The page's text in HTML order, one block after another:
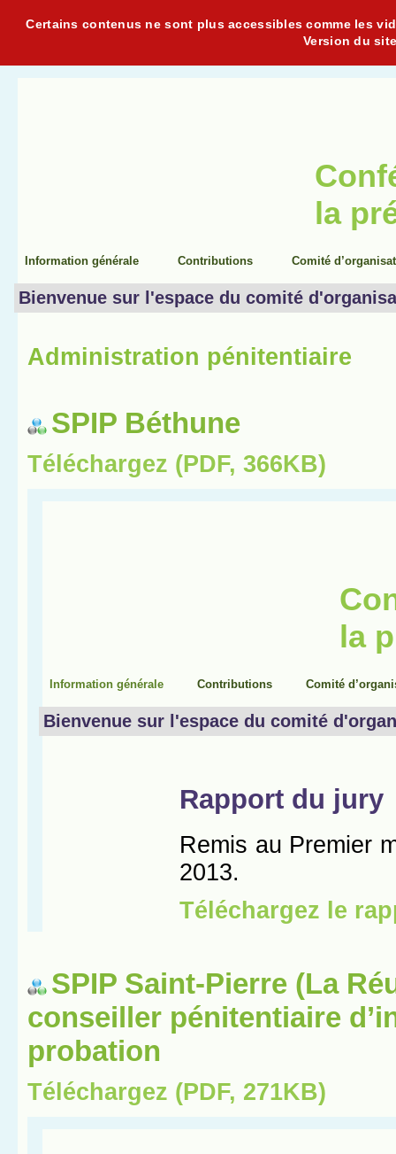
Certains contenus ne sont plus accessibles comme les
Version du
la
Information générale Contributions Comité
Bienvenue sur l'espace du comité
Administration pénitentiaire
SPIP Béthune
Téléchargez (PDF, 366KB)
SPIP Saint-Pierre (La
conseiller pénitentiaire
probation
Téléchargez (PDF, 271KB)